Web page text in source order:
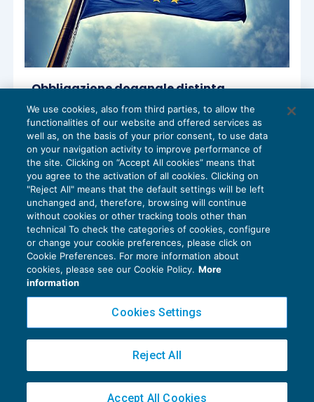
Obbligazione doganale distinta
dall’obbligo di assolvere l’Iva
all’importazione
IVA 05/03/2019
diMarco Peirolo
Privacy Policy
Cookie Policy
Copyright 2016 ©Gruppo Euroconference S.p.A.v2.32.2
Piazza Luigi Einaudi, 10N01 - 20124 Milano - info@ecnews.it
02776120236
We use cookies, also from third parties, to allow the
functionalities of our website and offered services as
well as, on the basis of your prior consent, to use data
on your navigation activity to improve performance of
the site. Clicking on “Accept All cookies” means that
you agree to the activation of all cookies. Clicking on
"Reject All" means that the default settings will be left
unchanged and, therefore, browsing will continue
without cookies or other tracking tools other than
technical To check the categories of cookies, configure
or change your cookie preferences, please click on
Cookie Preferences. For more information about
cookies, please see our Cookie Policy. More
information
Cookies Settings
Reject All
Accept All Cookies